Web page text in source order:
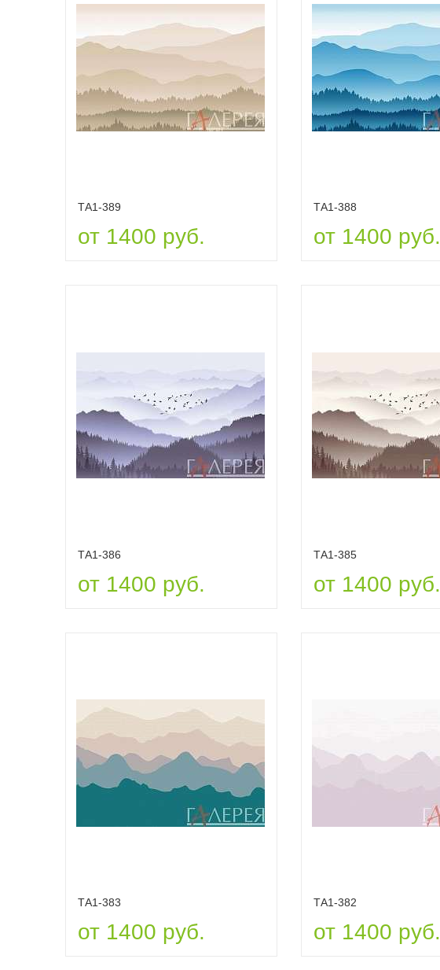
ТА1-389
от 1400 руб.
ТА1-388
от 1400 руб.
ТА1-386
от 1400 руб.
ТА1-385
от 1400 руб.
ТА1-383
от 1400 руб.
ТА1-382
от 1400 руб.